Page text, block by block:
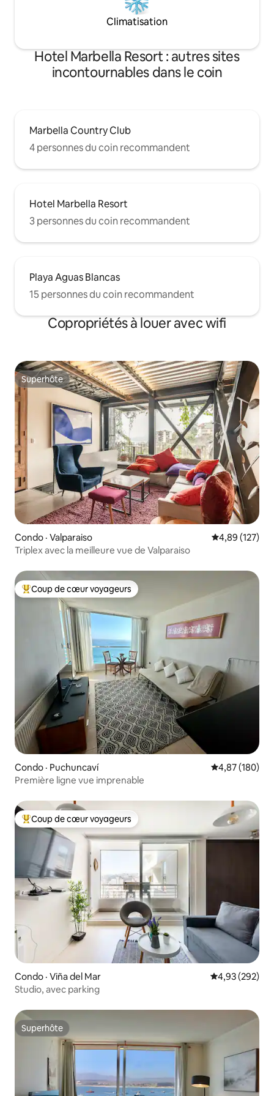
Climatisation
Hotel Marbella Resort : autres sites
incontournables dans le coin
Marbella Country Club
4 personnes du coin recommandent
Hotel Marbella Resort
3 personnes du coin recommandent
Playa Aguas Blancas
15 personnes du coin recommandent
Copropriétés à louer avec wifi
Superhôte
Superhôte
Condo · Valparaiso Note
4,89 (127)
Triplex avec la meilleure vue de Valparaiso
Coup de cœur voyageurs parmi les plus aimés
Coup de cœur voyageurs
Condo · Puchuncaví Note
4,87 (180)
Première ligne vue imprenable
Coup de cœur voyageurs parmi les plus aimés
Coup de cœur voyageurs
Condo · Viña del Mar Note
4,93 (292)
Studio, avec parking
Superhôte
Superhôte